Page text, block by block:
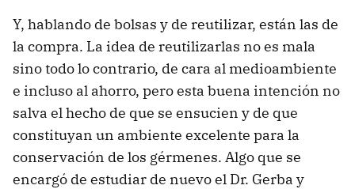
Y, hablando de bolsas y de reutilizar, están las de
la compra. La idea de reutilizarlas no es mala
sino todo lo contrario, de cara al medioambiente
e incluso al ahorro, pero esta buena intención no
salva el hecho de que se ensucien y de que
constituyan un ambiente excelente para la
conservación de los gérmenes. Algo que se
encargó de estudiar de nuevo el Dr. Gerba y